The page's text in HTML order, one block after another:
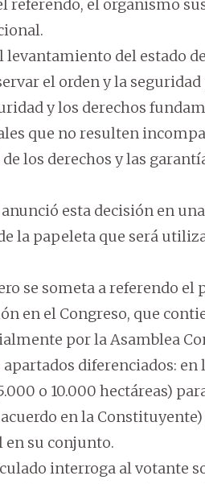
referendo, el organismo
levantamiento del estado
el orden y la
y los derechos
que no resulten
los derechos y las
esta decisión en
la papeleta que será
se someta a referendo el
en el Congreso, que
por la Asamblea
diferenciados:
o 10.000 hectáreas)
en la
su conjunto.
interroga al votante